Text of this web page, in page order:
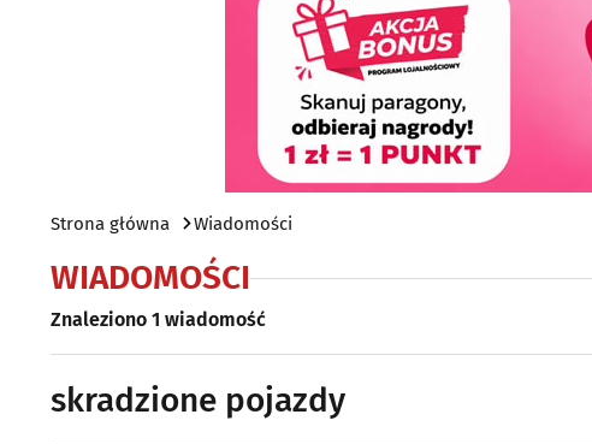
Strona główna Wiadomości
WIADOMOŚCI
Znaleziono 1 wiadomość
skradzione pojazdy